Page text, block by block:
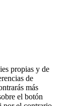
propias y de
de
más
el botón